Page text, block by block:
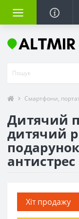
Смартфони,
Дитячий
дитячий
Хіт продажу